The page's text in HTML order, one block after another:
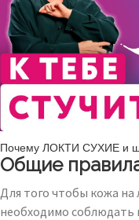
Почему ЛОКТИ СУХИЕ и
Общие
Для того чтобы кожа на
необходимо соблюдать